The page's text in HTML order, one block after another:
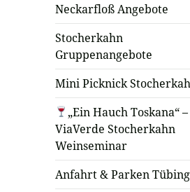
Neckarfloß Angebote
Stocherkahn
Gruppenangebote
Mini Picknick
„Ein Hauch Toskana“ –
ViaVerde Stocherkahn
Weinseminar
Anfahrt & Parken